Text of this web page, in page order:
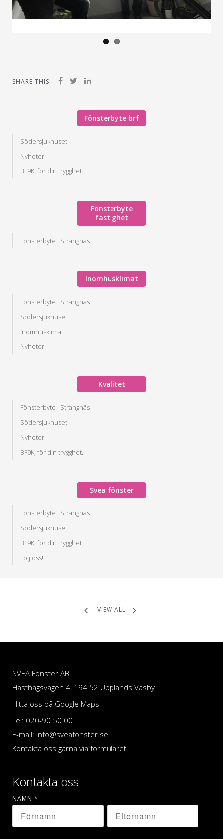
SHARE THIS:
Fönsterbyte brf
Södersjukhuset
Nyheter
BF9K, för din trygghet.
Fönsterbyte
fastighet
Fönsterbyte i Strängnäs
Inomhusklimat
Fönsterbyte i Strängnäs
Södersjukhuset
Inomhusklimat
Nyheter
Kvalitet
Fönsterbyte i Strängnäs
Södersjukhuset
Nyheter
BF9K, för din trygghet.
Svea fönster
Fönsterbyte i Strängnäs
Södersjukhuset
BF9K, för din trygghet.
Följ oss!
VIEW ALL
SVEA Fönster AB
Hästhagsvägen 4, 194 52 Upplands Väsby
Hitta oss på Google Maps
Tel: 020-90 50 00
E-mail: info@sveafonster.se
Kontakta oss gärna via formuläret.
Kontakta oss
NAMN *